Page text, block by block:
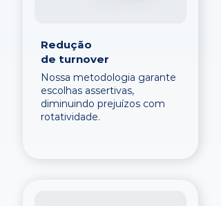
Redução
de turnover
Nossa metodologia garante
escolhas assertivas,
diminuindo prejuízos com
rotatividade.